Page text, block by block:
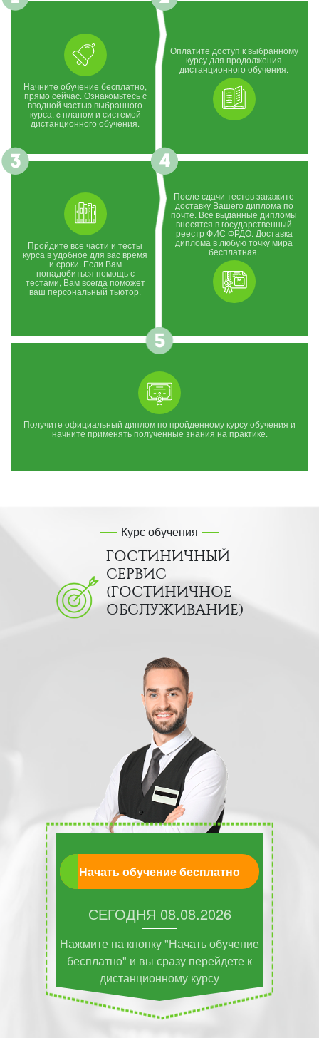
Начните обучение бесплатно,
прямо сейчас. Ознакомьтесь с
вводной частью выбранного
курса, c планом и системой
дистанционного обучения.
Оплатите доступ к выбранному
курсу для продолжения
дистанционного обучения.
Пройдите все части и тесты
курса в удобное для вас время
и сроки. Если Вам
понадобиться помощь с
тестами, Вам всегда поможет
ваш персональный тьютор.
После сдачи тестов закажите
доставку Вашего диплома по
почте. Все выданные дипломы
вносятся в государственный
реестр ФИС ФРДО. Доставка
диплома в любую точку мира
бесплатная.
Получите официальный диплом по пройденному курсу обучения и
начните применять полученные знания на практике.
Курс обучения
ГОСТИНИЧНЫЙ
СЕРВИС
(ГОСТИНИЧНОЕ
ОБСЛУЖИВАНИЕ)
Начать обучение бесплатно
СЕГОДНЯ 08.08.2026
Нажмите на кнопку "Начать обучение
бесплатно" и вы сразу перейдете к
дистанционному курсу